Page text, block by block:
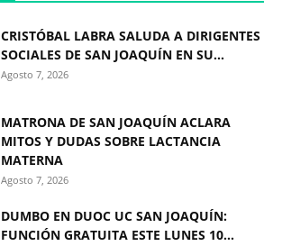
CRISTÓBAL LABRA SALUDA A DIRIGENTES
SOCIALES DE SAN JOAQUÍN EN SU...
Agosto 7, 2026
MATRONA DE SAN JOAQUÍN ACLARA
MITOS Y DUDAS SOBRE LACTANCIA
MATERNA
Agosto 7, 2026
DUMBO EN DUOC UC SAN JOAQUÍN:
FUNCIÓN GRATUITA ESTE LUNES 10...